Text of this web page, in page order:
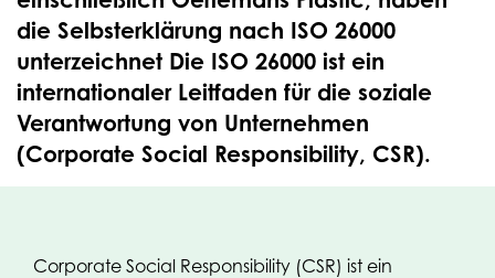
die Selbsterklärung nach ISO 26000
unterzeichnet Die ISO 26000 ist ein
internationaler Leitfaden für die soziale
Verantwortung von Unternehmen
(Corporate Social Responsibility, CSR).
Corporate Social Responsibility (CSR) ist ein